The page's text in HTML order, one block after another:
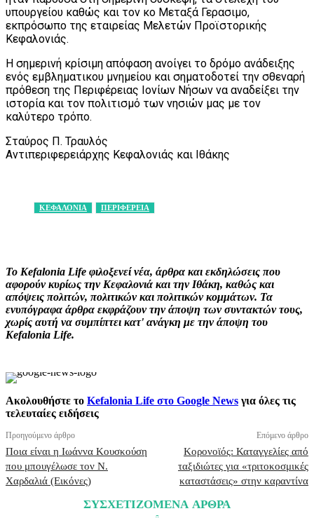
υπουργείου καθώς και τον κο Μεταξά Γερασιμο,
εκπρόσωπο της εταιρείας Μελετών Προϊστορικής
Κεφαλονιάς.
Η σημερινή κρίσιμη απόφαση ανοίγει το δρόμο ανάδειξης
ενός εμβληματικου μνημείου και σηματοδοτεί την σθεναρή
πρόθεση της Περιφέρειας Ιονίων Νήσων να αναδείξει την
ιστορία και τον πολιτισμό των νησιών μας με τον
καλύτερο τρόπο.
Σταύρος Π. Τραυλός
Αντιπεριφερειάρχης Κεφαλονιάς και Ιθάκης
ΚΕΦΑΛΟΝΙΑ ΠΕΡΙΦΕΡΕΙΑ
Το Kefalonia Life φιλοξενεί νέα, άρθρα και εκδηλώσεις που
αφορούν κυρίως την Κεφαλονιά και την Ιθάκη, καθώς και
απόψεις πολιτών, πολιτικών και πολιτικών κομμάτων. Τα
ενυπόγραφα άρθρα εκφράζουν την άποψη των συντακτών τους,
χωρίς αυτή να συμπίπτει κατ' ανάγκη με την άποψη του
Kefalonia Life.
Ακολουθήστε το Kefalonia Life στο Google News για όλες τις
τελευταίες ειδήσεις
Προηγούμενο άρθρο
Ποια είναι η Ιωάννα Κουσκούση
που μπουγέλωσε τον Ν.
Χαρδαλιά (Εικόνες)
Επόμενο άρθρο
Κορονοϊός: Καταγγελίες από
ταξιδιώτες για «τριτοκοσμικές
καταστάσεις» στην καραντίνα
ΣΥΣΧΕΤΙΖΟΜΕΝΑ ΑΡΘΡΑ